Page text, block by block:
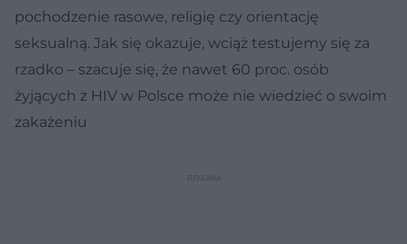
pochodzenie rasowe, religię czy orientację
seksualną. Jak się okazuje, wciąż testujemy się za
rzadko – szacuje się, że nawet 60 proc. osób
żyjących z HIV w Polsce może nie wiedzieć o swoim
zakażeniu